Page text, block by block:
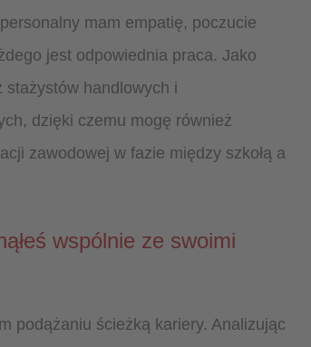
mam empatię, poczucie
jest odpowiednia praca. Jako
stażystów handlowych i
dzięki czemu mogę również
zawodowej w fazie między szkołą a
wspólnie ze swoimi
podążaniu ścieżką kariery. Analizując